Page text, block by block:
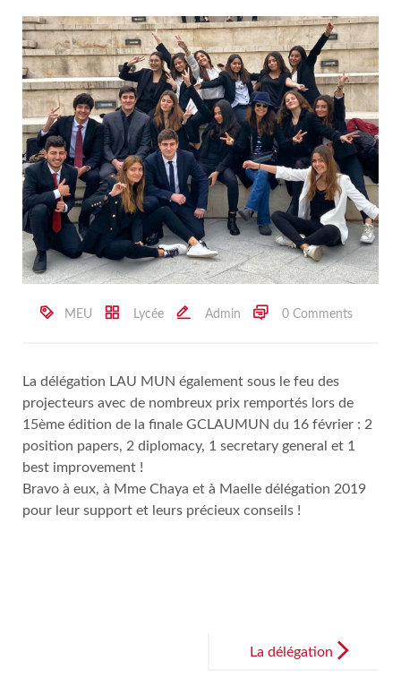
MEU Lycée Admin 0 Comments
La délégation LAU MUN également sous le feu des
projecteurs avec de nombreux prix remportés lors de
15ème édition de la finale GCLAUMUN du 16 février : 2
position papers, 2 diplomacy, 1 secretary general et 1
best improvement !
Bravo à eux, à Mme Chaya et à Maelle délégation 2019
pour leur support et leurs précieux conseils !
La délégation